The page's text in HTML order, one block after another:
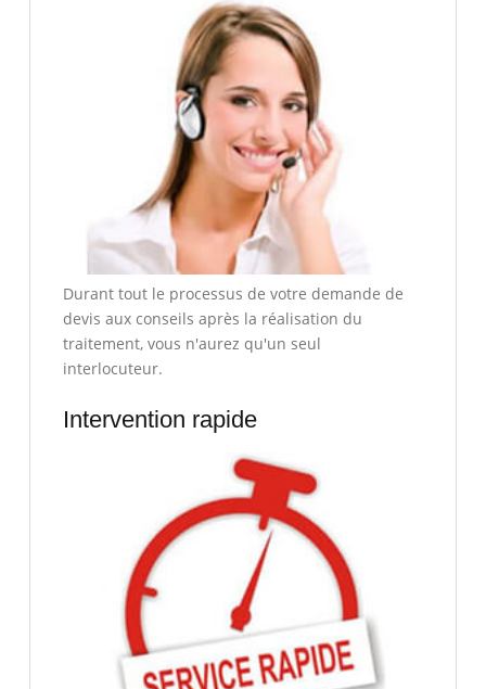
Durant tout le processus de votre demande de
devis aux conseils après la réalisation du
traitement, vous n'aurez qu'un seul
interlocuteur.
Intervention rapide